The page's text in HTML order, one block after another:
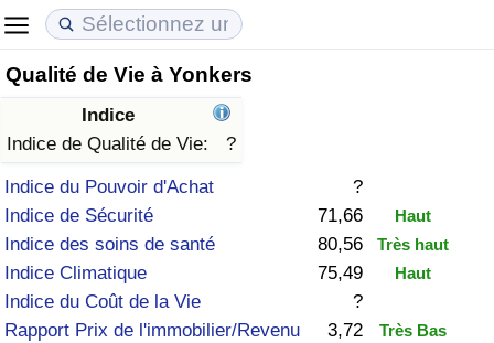
Qualité de Vie à Yonkers
Indice
Indice de Qualité de Vie:
?
Indice du Pouvoir d'Achat
?
Indice de Sécurité
71,66 Haut
Indice des soins de santé 80,56 Très haut
Indice Climatique 75,49 Haut
Indice du Coût de la Vie
?
Rapport Prix de l'immobilier/Revenu
3,72 Très Bas
Coût de la vie
Indice du Coût de la Vie (Actuel)
Indice du Coût de la Vie
Indice du coût de la vie par pays
à Akaba
Prix de l'immobilier
Indice des Prix de l'immobilier (Actuel)
Indice des Prix de l'immobilier
Indice des Prix de l'immobilier par Pays
Qualité de Vie
Indice de Qualité de Vie
Indice de Qualité de Vie (Actuel)
Indice de qualité de vie par pays
Criminalité